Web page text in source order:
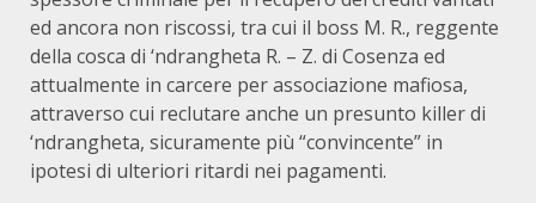
ed ancora non riscossi, tra cui il boss M. R., reggente
della cosca di ‘ndrangheta R. – Z. di Cosenza ed
attualmente in carcere per associazione mafiosa,
attraverso cui reclutare anche un presunto killer di
‘ndrangheta, sicuramente più “convincente” in
ipotesi di ulteriori ritardi nei pagamenti.